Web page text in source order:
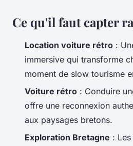
Ce qu'il faut capter
Location voiture rétro :
immersive qui transforme
moment de slow tourisme
Voiture rétro : Conduire
offre une reconnexion
aux paysages bretons.
Exploration Bretagne :